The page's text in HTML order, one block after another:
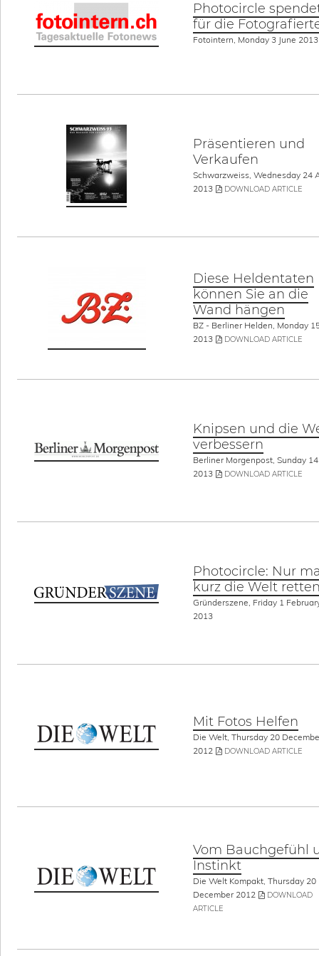
Photocircle
für die
Fotointern, Monday 3 June 2013
Präsentieren und
Verkaufen
Schwarzweiss, Wednesday 24
2013
DOWNLOAD ARTICLE
Diese Heldentaten
können Sie an die
Wand hängen
BZ - Berliner Helden, Monday
2013
DOWNLOAD ARTICLE
Knipsen und die
verbessern
Berliner Morgenpost, Sunday
2013
DOWNLOAD ARTICLE
Photocircle: Nur
kurz die Welt
Gründerszene, Friday 1
2013
Mit Fotos Helfen
Die Welt, Thursday 20
2012
DOWNLOAD ARTICLE
Vom Bauchgefühl
Instinkt
Die Welt Kompakt, Thursday 20
December 2012
DOWNLOAD
ARTICLE